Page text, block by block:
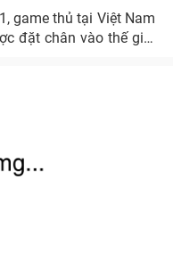
game thủ tại Việt Nam
đặt chân vào thế giới